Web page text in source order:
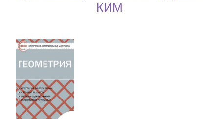
КИМ